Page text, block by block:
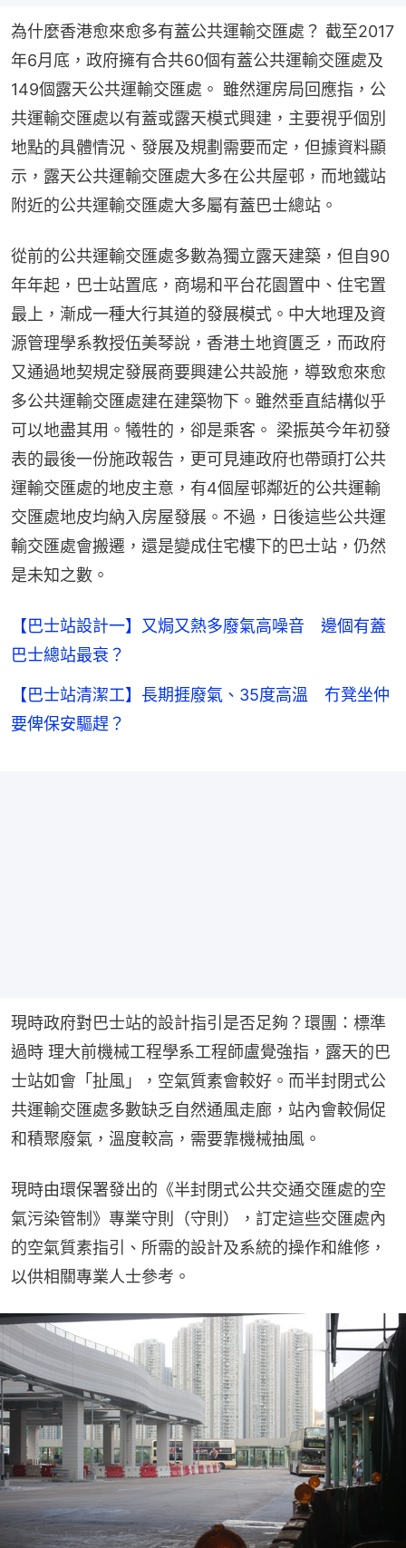
為什麼香港愈來愈多有蓋公共運輸交匯處？ 截至2017
年6月底，政府擁有合共60個有蓋公共運輸交匯處及
149個露天公共運輸交匯處。 雖然運房局回應指，公
共運輸交匯處以有蓋或露天模式興建，主要視乎個別
地點的具體情況、發展及規劃需要而定，但據資料顯
示，露天公共運輸交匯處大多在公共屋邨，而地鐵站
附近的公共運輸交匯處大多屬有蓋巴士總站。
從前的公共運輸交匯處多數為獨立露天建築，但自90
年年起，巴士站置底，商場和平台花園置中、住宅置
最上，漸成一種大行其道的發展模式。中大地理及資
源管理學系教授伍美琴說，香港土地資匱乏，而政府
又通過地契規定發展商要興建公共設施，導致愈來愈
多公共運輸交匯處建在建築物下。雖然垂直結構似乎
可以地盡其用。犧牲的，卻是乘客。 梁振英今年初發
表的最後一份施政報告，更可見連政府也帶頭打公共
運輸交匯處的地皮主意，有4個屋邨鄰近的公共運輸
交匯處地皮均納入房屋發展。不過，日後這些公共運
輸交匯處會搬遷，還是變成住宅樓下的巴士站，仍然
是未知之數。
【巴士站設計一】又焗又熱多廢氣高噪音 邊個有蓋
巴士總站最衰？
【巴士站清潔工】長期捱廢氣、35度高溫 冇凳坐仲
要俾保安驅趕？
現時政府對巴士站的設計指引是否足夠？環團：標準
過時 理大前機械工程學系工程師盧覺強指，露天的巴
士站如會「扯風」，空氣質素會較好。而半封閉式公
共運輸交匯處多數缺乏自然通風走廊，站內會較侷促
和積聚廢氣，溫度較高，需要靠機械抽風。
現時由環保署發出的《半封閉式公共交通交匯處的空
氣污染管制》專業守則（守則），訂定這些交匯處內
的空氣質素指引、所需的設計及系統的操作和維修，
以供相關專業人士參考。